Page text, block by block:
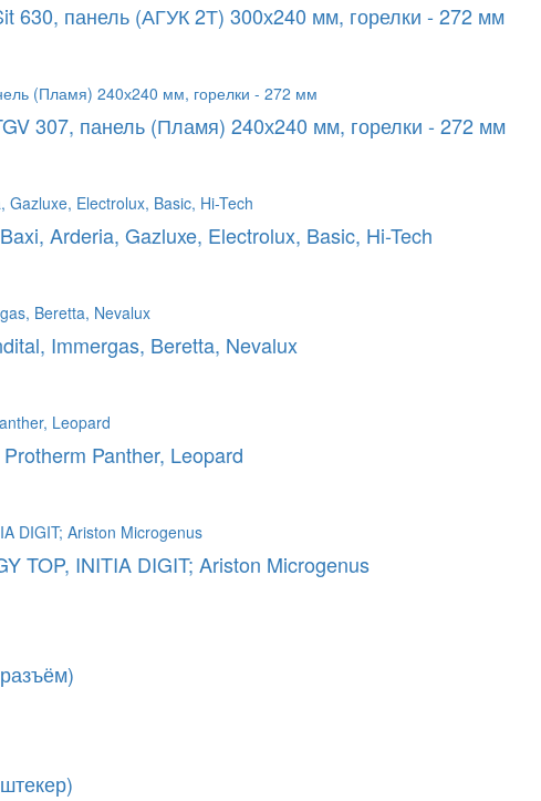
630, панель (АГУК 2Т) 300х240 мм, горелки - 272 мм
307, панель (Пламя) 240х240 мм, горелки - 272 мм
Arderia, Gazluxe, Electrolux, Basic, Hi-Tech
Immergas, Beretta, Nevalux
Panther, Leopard
TOP, INITIA DIGIT; Ariston Microgenus